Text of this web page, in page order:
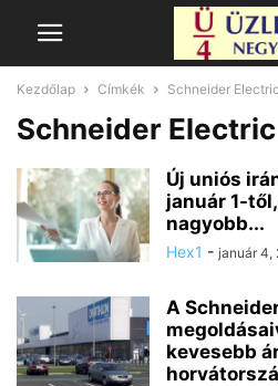
Kezdőlap Címkék Schneider Electric
Schneider Electric
Új uniós
január 1-
nagyobb...
Hex1 - január 4,
A
kevesebb